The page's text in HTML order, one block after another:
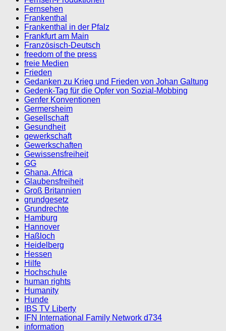
Fernsehen
Frankenthal
Frankenthal in der Pfalz
Frankfurt am Main
Französisch-Deutsch
freedom of the press
freie Medien
Frieden
Gedanken zu Krieg und Frieden von Johan Galtung
Gedenk-Tag für die Opfer von Sozial-Mobbing
Genfer Konventionen
Germersheim
Gesellschaft
Gesundheit
gewerkschaft
Gewerkschaften
Gewissensfreiheit
GG
Ghana, Africa
Glaubensfreiheit
Groß Britannien
grundgesetz
Grundrechte
Hamburg
Hannover
Haßloch
Heidelberg
Hessen
Hilfe
Hochschule
human rights
Humanity
Hunde
IBS TV Liberty
IFN International Family Network d734
information